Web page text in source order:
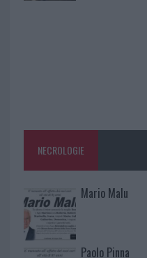
NECROLOGIE
Mario Malu
Paolo Pinna